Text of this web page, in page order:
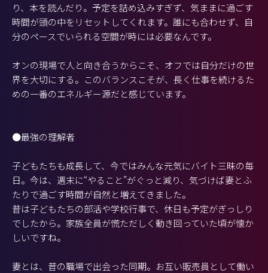
り、本を読んだり。予定を詰め込みすぎず、気ままに過ごす
時間が頭の中をリセットしてくれます。誰にも合わせず、自
分のペースでいられる空間が時には必要なんです。
オンの現場で人と向き合うからこそ、オフでは自分だけの世
界を大切にする。このバランスこそが、長く仕事を続けるた
めの一番のエネルギー源だと感じています。
●最強の理解者
子どもたちも成長して、今ではみんな元気にバイト三昧の毎
日。今は、週末に“やること”がぐっと減り、気づけば妻とふ
たりで過ごす時間が自然と増えてきました。
昔は子どもたちの部活や学校行事で、休日も予定がぎっしり
でしたから。家族全員が慌ただしく動き回っていた頃が懐か
しいですね。
妻とは、昔の職場で出会った同期。お互い販売員として働い